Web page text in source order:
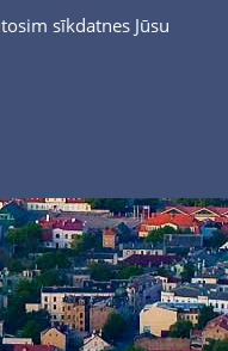
sīkdatnes Jūsu